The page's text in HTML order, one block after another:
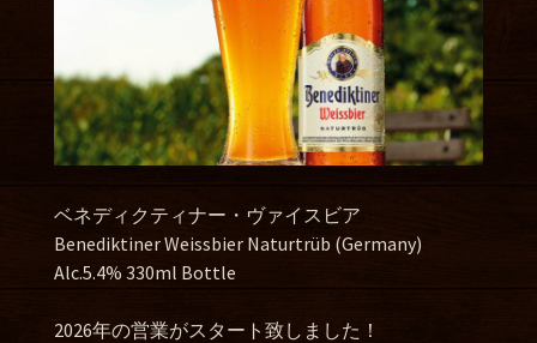
ベネディクティナー・ヴァイスビア
Benediktiner Weissbier Naturtrüb (Germany)
Alc.5.4% 330ml Bottle
2026年の営業がスタート致しました！